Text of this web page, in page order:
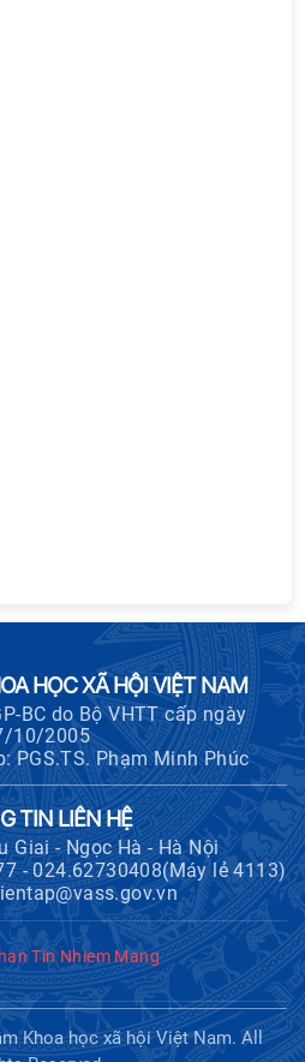
HỌC XÃ HỘI VIỆT NAM
BC do Bộ VHTT cấp ngày
10/2005
PGS.TS. Phạm Minh Phúc
TIN LIÊN HỆ
Giai - Ngọc Hà - Hà Nội
- 024.62730408(Máy lẻ 4113)
Khoa học xã hội Việt Nam. All